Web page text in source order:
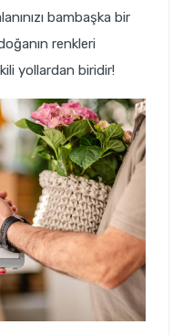
bambaşka bir
renkleri
yollardan biridir!